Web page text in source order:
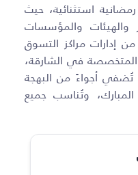
استثنائية، حيث
والهيئات والمؤسسات
إدارات مراكز التسوق
المتخصصة في الشارقة،
تُضفي أجواءً من البهجة
وتُناسب جميع